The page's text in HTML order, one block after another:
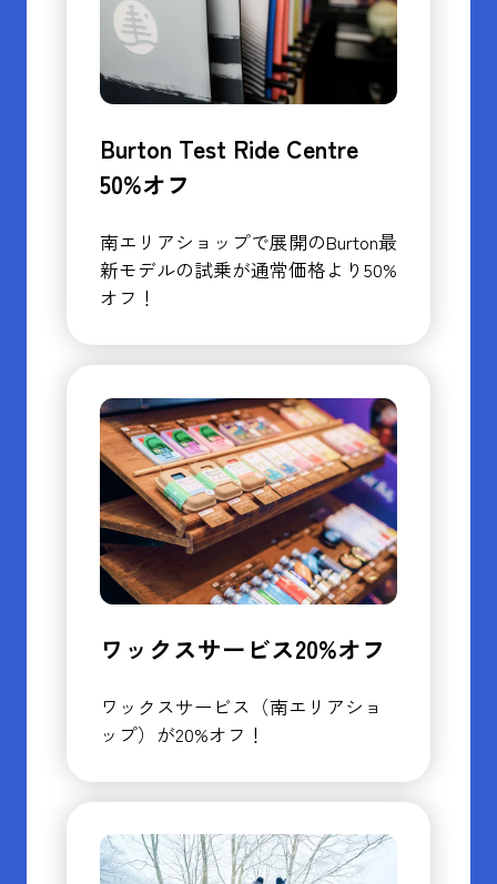
Burton Test Ride Centre
50%オフ
南エリアショップで展開のBurton最
新モデルの試乗が通常価格より50%
オフ！
ワックスサービス20%オフ
ワックスサービス（南エリアショ
ップ）が20%オフ！